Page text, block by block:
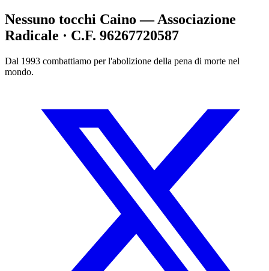
Nessuno tocchi Caino — Associazione
Radicale · C.F. 96267720587
Dal 1993 combattiamo per l'abolizione della pena di morte nel
mondo.